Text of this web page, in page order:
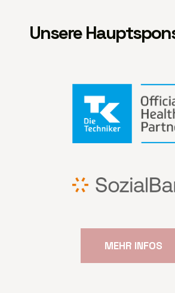
Unsere
MEHR INFOS